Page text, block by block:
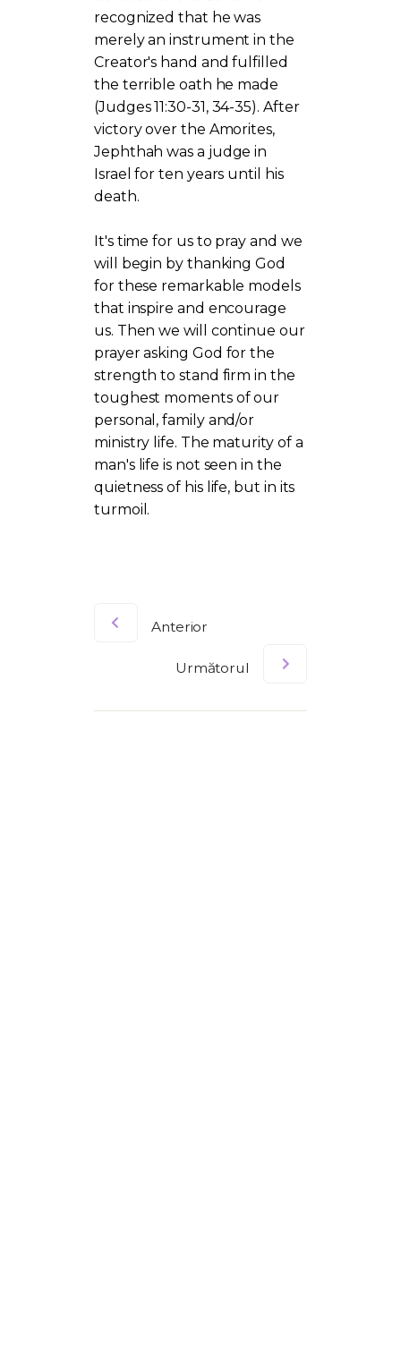
recognized that he was
merely an instrument in the
Creator's hand and fulfilled
the terrible oath he made
(Judges 11:30-31, 34-35). After
victory over the Amorites,
Jephthah was a judge in
Israel for ten years until his
death.
It's time for us to pray and we
will begin by thanking God
for these remarkable models
that inspire and encourage
us. Then we will continue our
prayer asking God for the
strength to stand firm in the
toughest moments of our
personal, family and/or
ministry life. The maturity of a
man's life is not seen in the
quietness of his life, but in its
turmoil.
Anterior
Următorul